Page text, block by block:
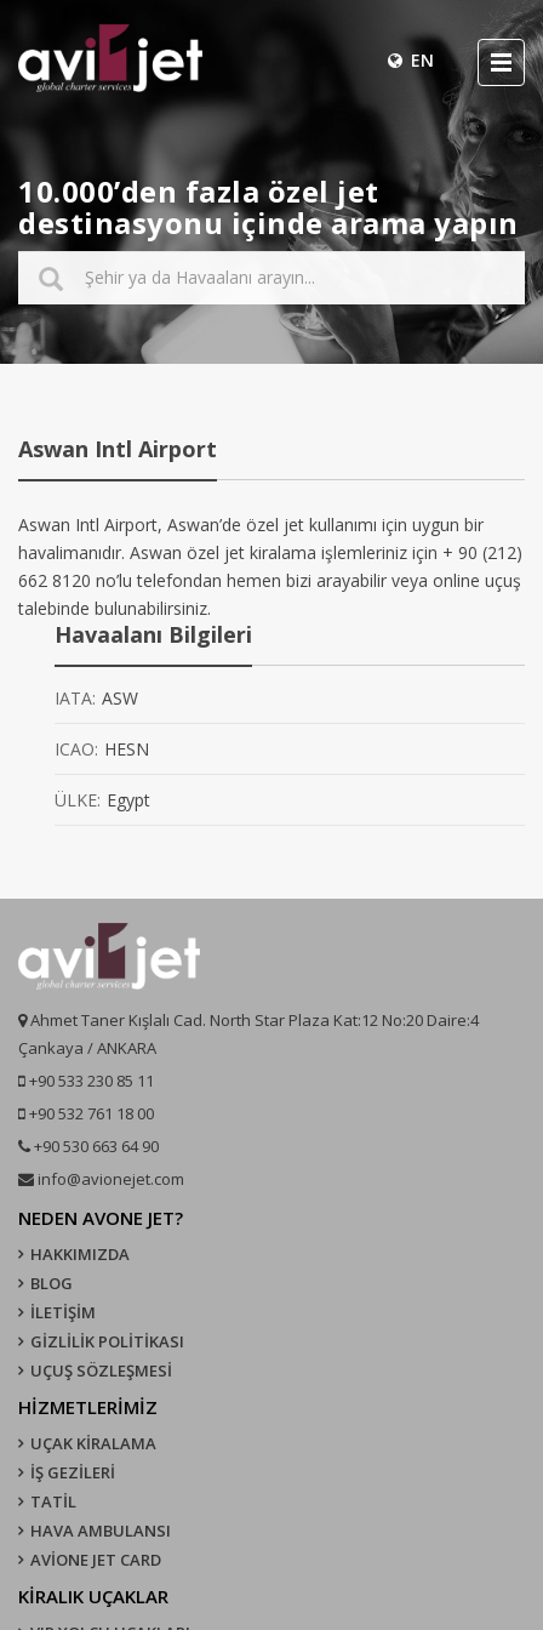
EN
10.000’den fazla özel jet
destinasyonu içinde arama yapın
Aswan Intl Airport
Aswan Intl Airport, Aswan’de özel jet kullanımı için uygun bir
havalimanıdır. Aswan özel jet kiralama işlemleriniz için + 90 (212)
662 8120 no’lu telefondan hemen bizi arayabilir veya online uçuş
talebinde bulunabilirsiniz.
Havaalanı Bilgileri
IATA: ASW
ICAO: HESN
ÜLKE: Egypt
Ahmet Taner Kışlalı Cad. North Star Plaza Kat:12 No:20 Daire:4
Çankaya / ANKARA
+90 533 230 85 11
+90 532 761 18 00
+90 530 663 64 90
info@avionejet.com
NEDEN AVONE JET?
HAKKIMIZDA
BLOG
İLETİŞİM
GİZLİLİK POLİTİKASI
UÇUŞ SÖZLEŞMESI
HİZMETLERİMİZ
UÇAK KIRALAMA
İŞ GEZİLERİ
TATİL
HAVA AMBULANSI
AVİONE JET CARD
KIRALIK UÇAKLAR